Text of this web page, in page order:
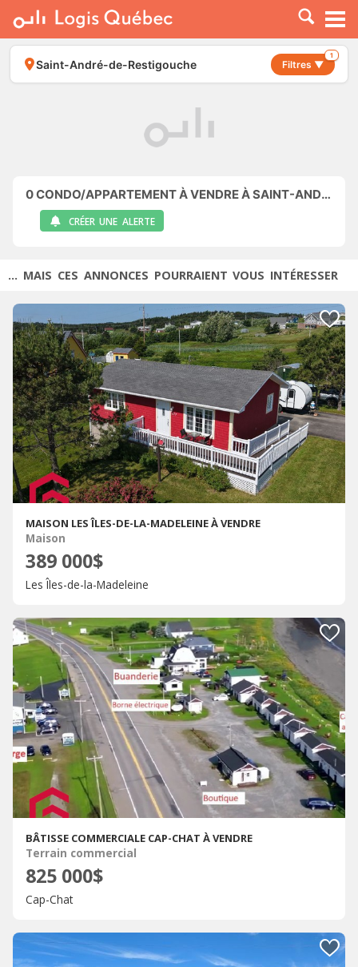
À LOUER
À VENDRE
PLACER UNE ANNONCE
Saint-André-de-Restigouche Filtres ▼
1
0CONDO/APPARTEMENT À VENDRE À SAINT-ANDRÉ-DE-RESTIGOUCHE
CRÉER UNE ALERTE
... MAIS CES ANNONCES POURRAIENT VOUS INTÉRESSER
MAISON LES ÎLES-DE-LA-MADELEINE À VENDRE
Maison
389 000$
Les Îles-de-la-Madeleine
BÂTISSE COMMERCIALE CAP-CHAT À VENDRE
Terrain commercial
825 000$
Cap-Chat